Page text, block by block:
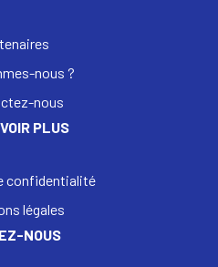
nous ?
nous
PLUS
confidentialité
légales
NOUS